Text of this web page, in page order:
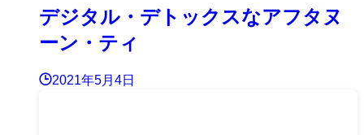
デジタル・デトックスなアフタヌ
ーン・ティ
2021年5月4日